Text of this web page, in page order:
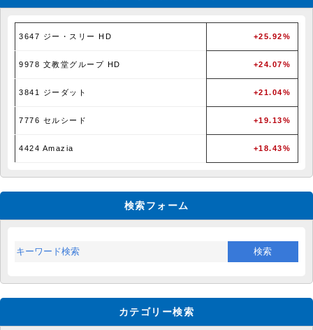
3647 ジー・スリー HD +25.92%
9978 文教堂グループ HD +24.07%
3841 ジーダット +21.04%
7776 セルシード +19.13%
4424 Amazia +18.43%
検索フォーム
カテゴリー検索